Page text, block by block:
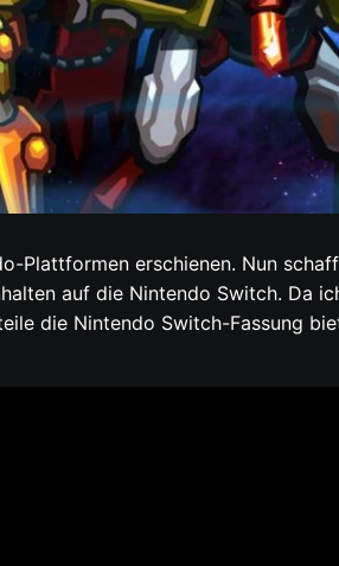
Plattformen erschienen. Nun
auf die Nintendo Switch. Da
die Nintendo Switch-Fassung